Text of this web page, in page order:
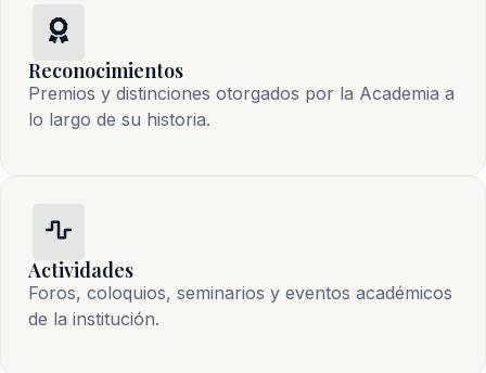
Reconocimientos
Premios y distinciones otorgados por la Academia a
lo largo de su historia.
Actividades
Foros, coloquios, seminarios y eventos académicos
de la institución.